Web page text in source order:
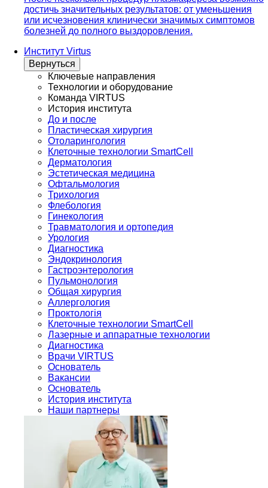
достичь значительных результатов: от уменьшения
или исчезновения клинически значимых симптомов
болезней до полного выздоровления.
Институт Virtus
Вернуться
Ключевые направления
Технологии и оборудование
Команда VIRTUS
История института
До и после
Пластическая хирургия
Отоларингология
Клеточные технологии SmartCell
Дерматология
Эстетическая медицина
Офтальмология
Трихология
Флебология
Гинекология
Травматология и ортопедия
Урология
Диагностика
Эндокринология
Гастроэнтерология
Пульмонология
Общая хирургия
Аллергология
Проктологія
Клеточные технологии SmartCell
Лазерные и аппаратные технологии
Диагностика
Врачи VIRTUS
Основатель
Вакансии
Основатель
История института
Наши партнеры